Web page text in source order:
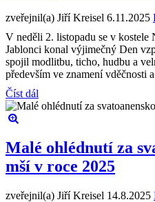
zveřejnil(a) Jiří Kreisel 6.11.2025
V neděli 2. listopadu se v kostele
Jablonci konal výjimečný Den
spojil modlitbu, ticho, hudbu a
především ve znamení vděčnosti
Číst dál
Malé ohlédnutí za
mší v roce 2025
zveřejnil(a) Jiří Kreisel 14.8.2025